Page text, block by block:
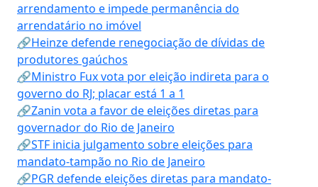
arrendamento e impede permanência do
arrendatário no imóvel
🔗Heinze defende renegociação de dívidas de
produtores gaúchos
🔗Ministro Fux vota por eleição indireta para o
governo do RJ; placar está 1 a 1
🔗Zanin vota a favor de eleições diretas para
governador do Rio de Janeiro
🔗STF inicia julgamento sobre eleições para
mandato-tampão no Rio de Janeiro
🔗PGR defende eleições diretas para mandato-